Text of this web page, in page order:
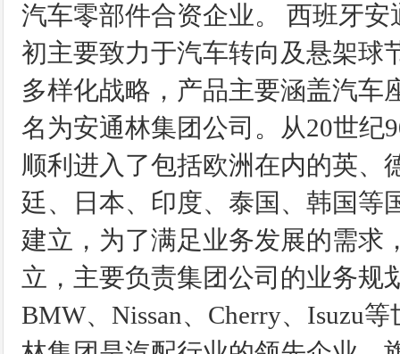
汽车零部件合资企业。 西班牙
初主要致力于汽车转向及悬架球
多样化战略，产品主要涵盖汽车
名为安通林集团公司。从20世纪
顺利进入了包括欧洲在内的英、
廷、日本、印度、泰国、韩国等
建立，为了满足业务发展的需求
立，主要负责集团公司的业务规
BMW、Nissan、Cherry、Isuzu